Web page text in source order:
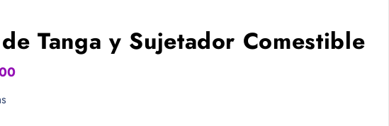
Tanga y Sujetador Comestible